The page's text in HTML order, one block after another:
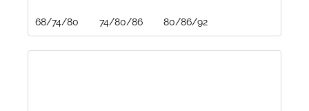
68/74/80 74/80/86 80/86/92